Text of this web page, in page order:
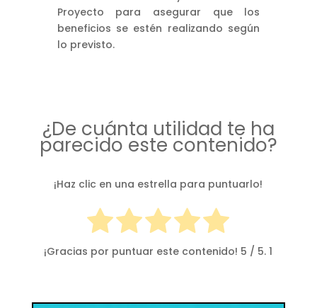
Proyecto para asegurar que los
beneficios se estén realizando según
lo previsto.
¿De cuánta utilidad te ha
parecido este contenido?
¡Haz clic en una estrella para puntuarlo!
¡Gracias por puntuar este contenido! 5 / 5.1